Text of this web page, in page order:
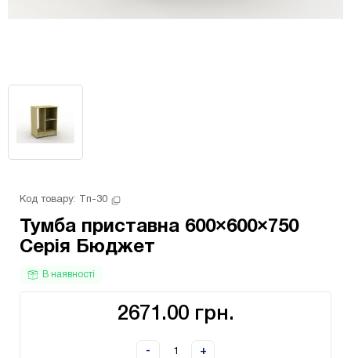
Код товару: Тп-30
Тумба приставна 600×600×750
Серія Бюджет
В наявності
2671.00 грн.
- +